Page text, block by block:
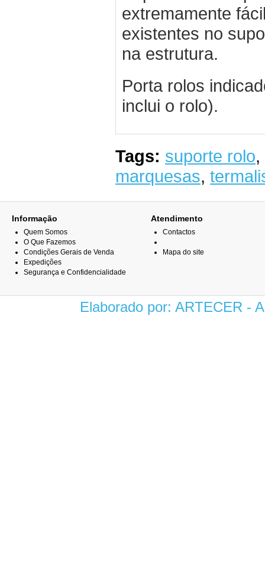
extremamente
existentes no
na estrutura.
Porta rolos
inclui o rolo).
Tags: suporte rolo,
marquesas,
Informação
Quem Somos
O Que Fazemos
Condições Gerais de Venda
Expedições
Segurança e Confidencialidade
Atendimento
Contactos
Mapa do site
Elaborado por: ARTECER -